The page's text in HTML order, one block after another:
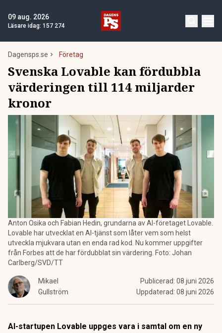
09 aug. 2026
Läsare idag: 157 274
Dagensps.se Företag
Svenska Lovable kan fördubbla
värderingen till 114 miljarder
kronor
Anton Osika och Fabian Hedin, grundarna av AI-företaget Lovable.
Lovable har utvecklat en AI-tjänst som låter vem som helst
utveckla mjukvara utan en enda rad kod. Nu kommer uppgifter
från Forbes att de har fördubblat sin värdering. Foto: Johan
Carlberg/SVD/TT
Mikael
Gullström
Publicerad: 08 juni 2026
Uppdaterad: 08 juni 2026
AI-startupen Lovable uppges vara i samtal om en ny